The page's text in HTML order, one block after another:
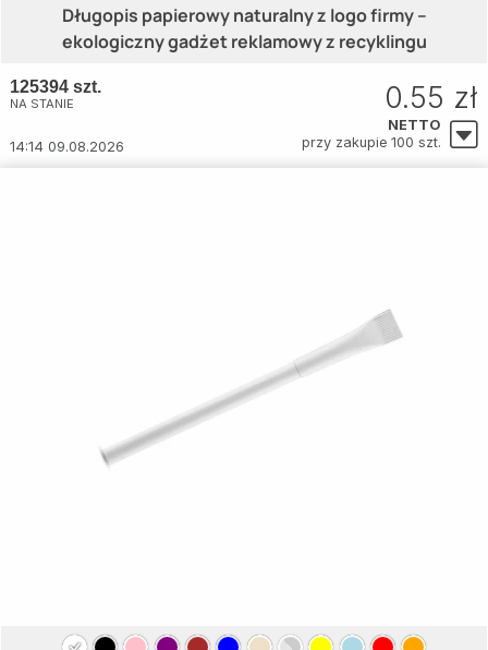
Długopis papierowy naturalny z logo firmy –
ekologiczny gadżet reklamowy z recyklingu
125394 szt.
NA STANIE
14:14 09.08.2026
0.55 zł
NETTO
przy zakupie 100 szt.